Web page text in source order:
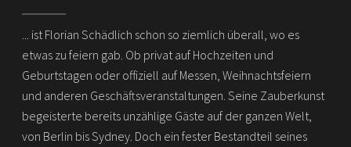
... ist Florian Schädlich schon so ziemlich überall, wo es
etwas zu feiern gab. Ob privat auf Hochzeiten und
Geburtstagen oder offiziell auf Messen, Weihnachtsfeiern
und anderen Geschäftsveranstaltungen. Seine Zauberkunst
begeisterte bereits unzählige Gäste auf der ganzen Welt,
von Berlin bis Sydney. Doch ein fester Bestandteil seines